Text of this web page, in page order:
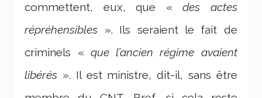
commettent, eux, que «des actes
répréhensibles ». Ils seraient le fait de
criminels « que l’ancien régime avaient
libérés ». Il est ministre, dit-il, sans être